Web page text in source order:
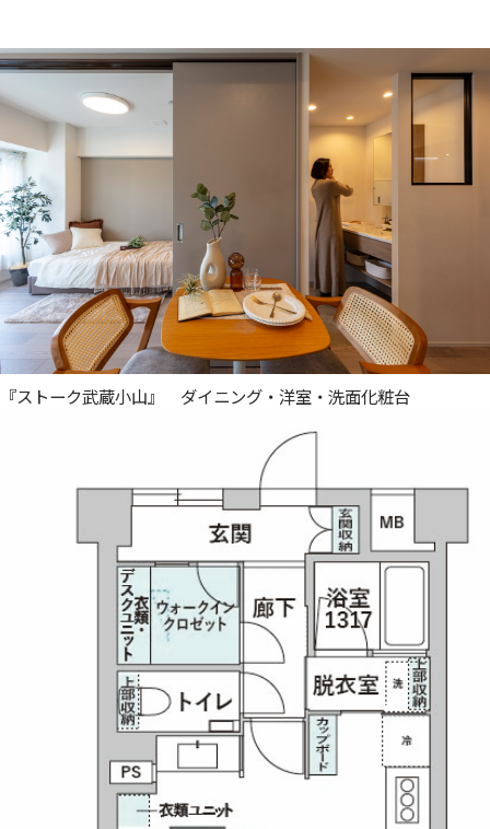
『ストーク武蔵小山』 ダイニング・洋室・洗面化粧台